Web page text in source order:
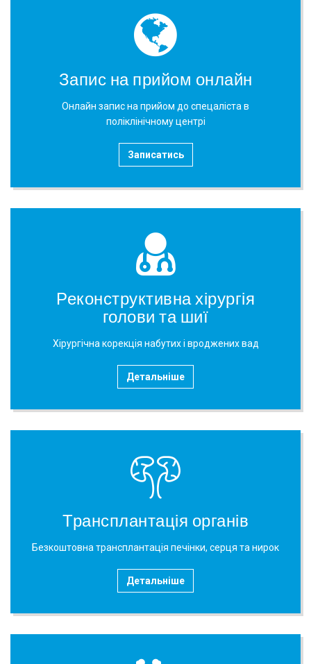
Запис на прийом онлайн
Онлайн запис на прийом до спецаліста в
поліклінічному центрі
Записатись
Реконструктивна хірургія
голови та шиї
Хірургічна корекція набутих і вроджених вад
Детальніше
Трансплантація органів
Безкоштовна трансплантація печінки, серця та нирок
Детальніше